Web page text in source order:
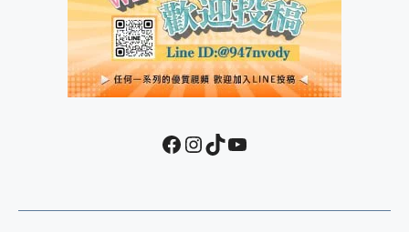
Facebook
Instagram
TikTokYouTube